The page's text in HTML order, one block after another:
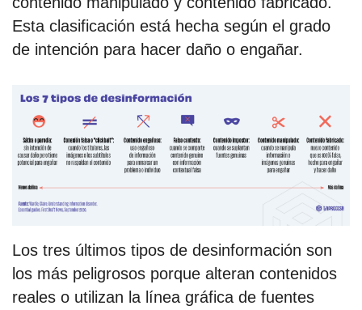
blog
contacto
Esta clasificación está hecha según el grado
de intención para hacer daño o engañar.
Los tres últimos tipos de desinformación son
los más peligrosos porque alteran contenidos
reales o utilizan la línea gráfica de fuentes